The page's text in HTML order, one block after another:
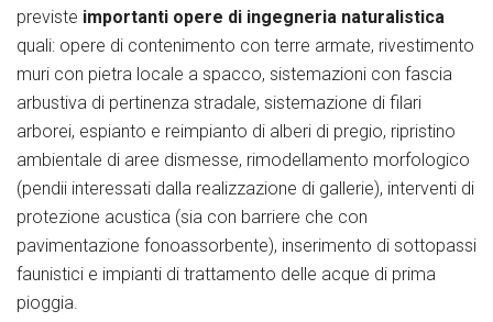
previste importanti opere di ingegneria naturalistica
quali: opere di contenimento con terre armate, rivestimento
muri con pietra locale a spacco, sistemazioni con fascia
arbustiva di pertinenza stradale, sistemazione di filari
arborei, espianto e reimpianto di alberi di pregio, ripristino
ambientale di aree dismesse, rimodellamento morfologico
(pendii interessati dalla realizzazione di gallerie), interventi di
protezione acustica (sia con barriere che con
pavimentazione fonoassorbente), inserimento di sottopassi
faunistici e impianti di trattamento delle acque di prima
pioggia.